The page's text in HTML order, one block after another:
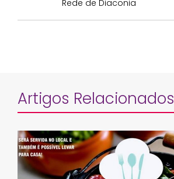
Rede de Diaconia
Artigos Relacionados